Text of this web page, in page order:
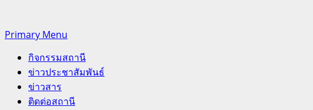
Primary Menu
กิจกรรมสถานี
ข่าวประชาสัมพันธ์
ข่าวสาร
ติดต่อสถานี